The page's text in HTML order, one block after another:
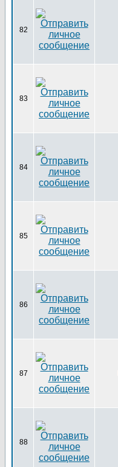
82
83
84
85
86
87
88